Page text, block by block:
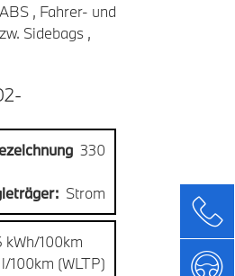
, Fahrer- und
Sidebags ,
330
Strom
kWh/100km
100km (WLTP)